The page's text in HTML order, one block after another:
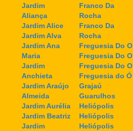
Jardim
Aliança
Jardim Alice
Jardim Alva
Jardim Ana
Maria
Jardim
Anchieta
Jardim Araújo
Almeida
Jardim Aurélia
Jardim Beatriz
Jardim
Franco Da
Rocha
Franco Da
Rocha
Freguesia Do O
Freguesia Do O
Freguesia Do O
Freguesia do Ó
Grajaú
Guarulhos
Heliópolis
Heliópolis
Heliópolis